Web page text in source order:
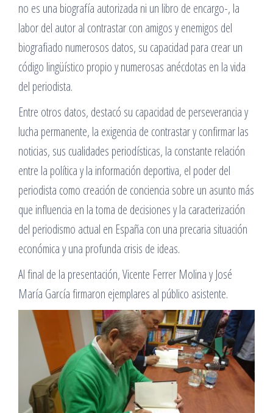
no es una biografía autorizada ni un libro de encargo-, la
labor del autor al contrastar con amigos y enemigos del
biografiado numerosos datos, su capacidad para crear un
código lingüístico propio y numerosas anécdotas en la vida
del periodista.
Entre otros datos, destacó su capacidad de perseverancia y
lucha permanente, la exigencia de contrastar y confirmar las
noticias, sus cualidades periodísticas, la constante relación
entre la política y la información deportiva, el poder del
periodista como creación de conciencia sobre un asunto más
que influencia en la toma de decisiones y la caracterización
del periodismo actual en España con una precaria situación
económica y una profunda crisis de ideas.
Al final de la presentación, Vicente Ferrer Molina y José
María García firmaron ejemplares al público asistente.